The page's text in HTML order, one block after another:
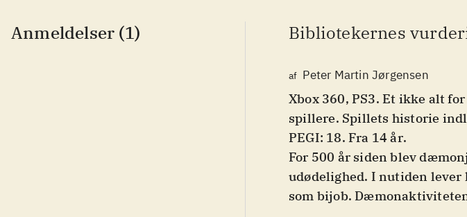
Anmeldelser (1) Bibliotekernes
af Peter Martin Jørgensen
Xbox 360, PS3. Et ikke alt
spillere. Spillets historie
PEGI: 18. Fra 14 år.
For 500 år siden blev
udødelighed. I nutiden
som bijob.